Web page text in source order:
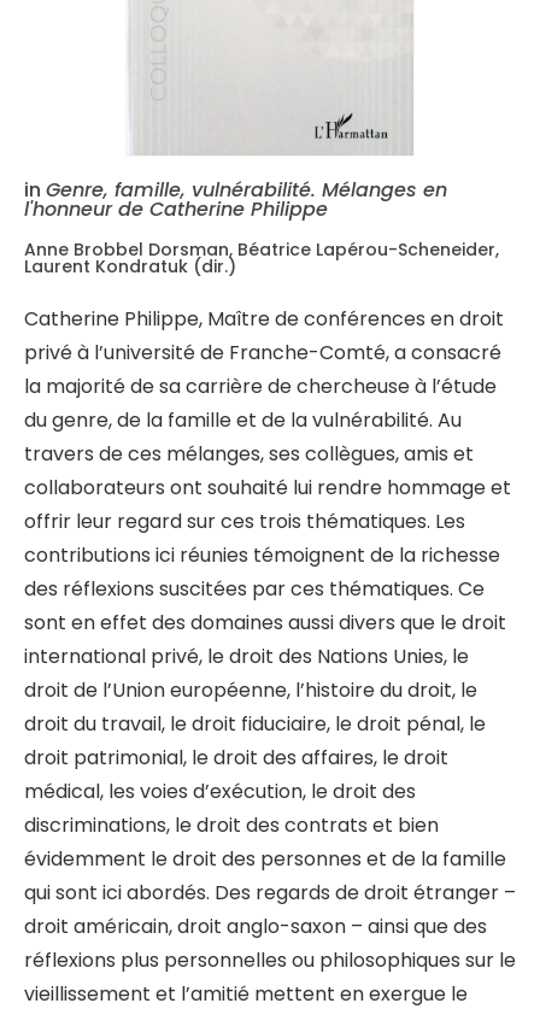
in Genre, famille, vulnérabilité. Mélanges en
l'honneur de Catherine Philippe
Anne Brobbel Dorsman, Béatrice Lapérou-Scheneider,
Laurent Kondratuk (dir.)
Catherine Philippe, Maître de conférences en droit
privé à l’université de Franche-Comté, a consacré
la majorité de sa carrière de chercheuse à l’étude
du genre, de la famille et de la vulnérabilité. Au
travers de ces mélanges, ses collègues, amis et
collaborateurs ont souhaité lui rendre hommage et
offrir leur regard sur ces trois thématiques. Les
contributions ici réunies témoignent de la richesse
des réflexions suscitées par ces thématiques. Ce
sont en effet des domaines aussi divers que le droit
international privé, le droit des Nations Unies, le
droit de l’Union européenne, l’histoire du droit, le
droit du travail, le droit fiduciaire, le droit pénal, le
droit patrimonial, le droit des affaires, le droit
médical, les voies d’exécution, le droit des
discriminations, le droit des contrats et bien
évidemment le droit des personnes et de la famille
qui sont ici abordés. Des regards de droit étranger –
droit américain, droit anglo-saxon – ainsi que des
réflexions plus personnelles ou philosophiques sur le
vieillissement et l’amitié mettent en exergue le